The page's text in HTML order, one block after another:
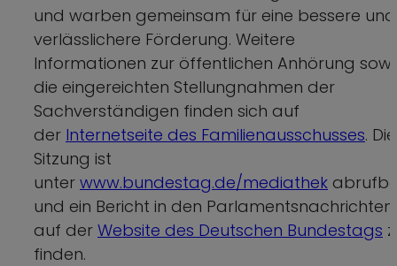
und warben gemeinsam für eine bessere und
verlässlichere Förderung. Weitere
Informationen zur öffentlichen Anhörung
die eingereichten Stellungnahmen der
Sachverständigen finden sich auf
der Internetseite des Familienausschusses. Die
Sitzung ist
unter www.bundestag.de/mediathek
und ein Bericht in den Parlamentsnachrichten
auf der Website des Deutschen Bundestags
finden.